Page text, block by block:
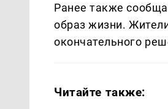
Ранее также
образ жизни.
окончательного
Читайте также: